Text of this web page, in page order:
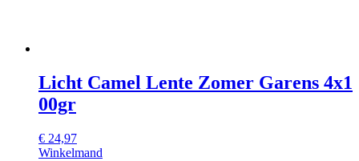
Licht Camel Lente Zomer Garens 4x1
00gr
€ 24,97
Winkelmand